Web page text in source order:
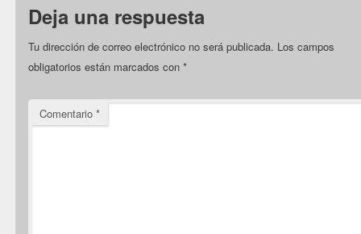
Deja una respuesta
Tu dirección de correo electrónico no será publicada. Los campos
obligatorios están marcados con*
Comentario*